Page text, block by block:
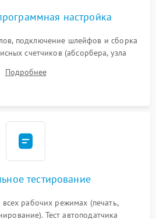
настройка
подключение шлейфов и сборка
счетчиков (абсорбера, узла
прошивки и программная
и позиционирования сканера.
Подробнее
тестирование
рабочих режимах (печать,
Тест автоподатчика